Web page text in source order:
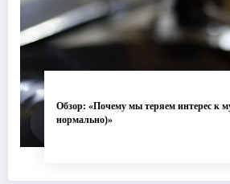
Обзор: «Почему мы теряем интерес к
нормально)»